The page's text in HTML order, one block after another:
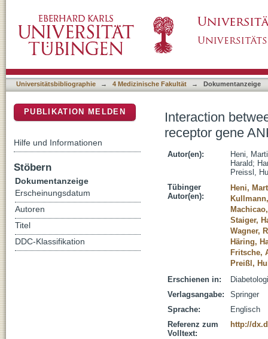
on insulin sensitivity
Universitätsbibliographie → 4 Medizinische Fakultät → Dokumentanzeige
Interaction
receptor gene
Autor(en):
Heni,
Harald;
Preissl,
Tübinger
Autor(en):
Heni,
Staiger,
Wagner,
Häring,
Fritsche,
Preißl,
Erschienen in:
Verlagsangabe:
Springer
Sprache:
Englisch
Referenz zum
Volltext:
http://
PUBLIKATION MELDEN
Hilfe und Informationen
Stöbern
Dokumentanzeige
Erscheinungsdatum
Autoren
Titel
DDC-Klassifikation